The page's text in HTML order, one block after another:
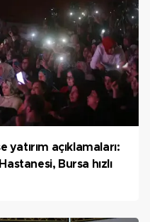
açıklamaları:
Bursa hızlı